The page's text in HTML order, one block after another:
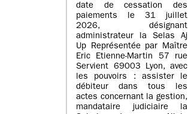
date de cessation des
paiements le 31 juillet
2026, désignant
administrateur la Selas Aj
Up Représentée par Maître
Eric Etienne-Martin 57 rue
Servient 69003 Lyon, avec
les pouvoirs : assister le
débiteur dans tous les
actes concernant la gestion,
mandataire judiciaire la